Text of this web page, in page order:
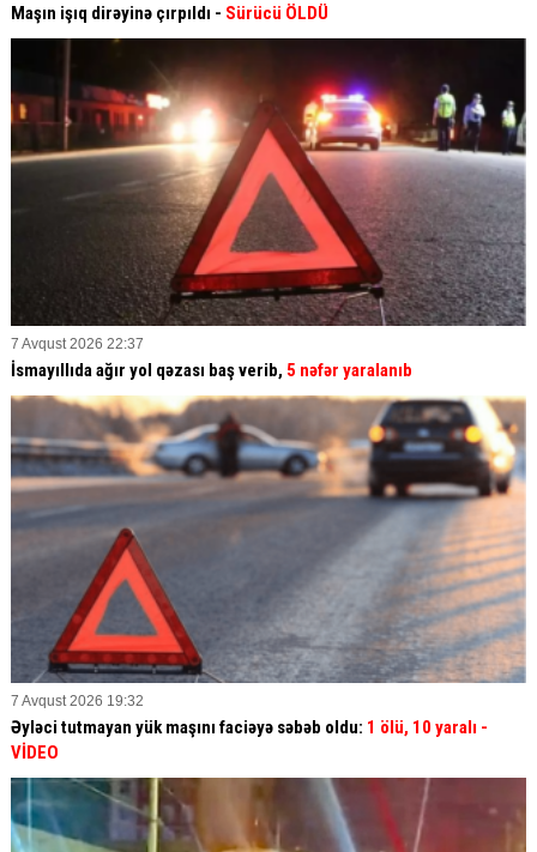
Maşın işıq dirəyinə çırpıldı - Sürücü ÖLDÜ
7 Avqust 2026 22:37
İsmayıllıda ağır yol qəzası baş verib, 5 nəfər yaralanıb
7 Avqust 2026 19:32
Əyləci tutmayan yük maşını faciəyə səbəb oldu: 1 ölü, 10 yaralı -
VİDEO